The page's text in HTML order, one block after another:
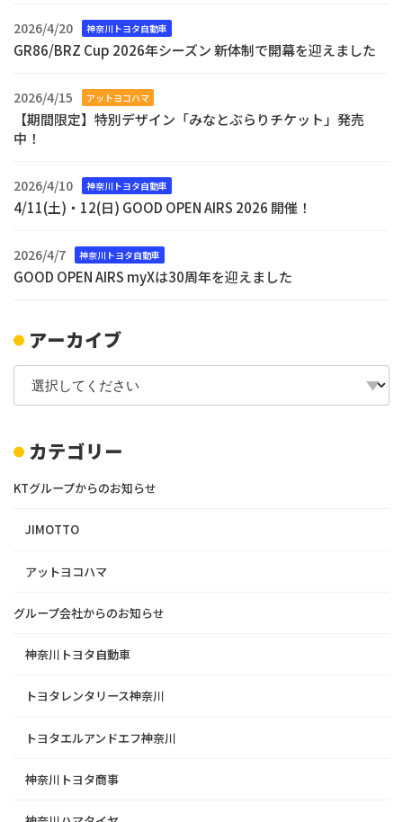
2026/4/20 神奈川トヨタ自動車
GR86/BRZ Cup 2026年シーズン 新体制で開幕を迎えました
2026/4/15 アットヨコハマ
【期間限定】特別デザイン「みなとぶらりチケット」発売
中！
2026/4/10 神奈川トヨタ自動車
4/11(土)・12(日) GOOD OPEN AIRS 2026 開催！
2026/4/7 神奈川トヨタ自動車
GOOD OPEN AIRS myXは30周年を迎えました
アーカイブ
カテゴリー
KTグループからのお知らせ
JIMOTTO
アットヨコハマ
グループ会社からのお知らせ
神奈川トヨタ自動車
トヨタレンタリース神奈川
トヨタエルアンドエフ神奈川
神奈川トヨタ商事